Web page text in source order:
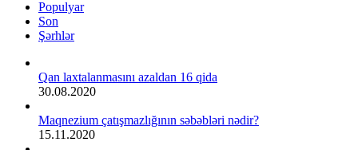
Populyar
Son
Şərhlər
Qan laxtalanmasını azaldan 16 qida
30.08.2020
Maqnezium çatışmazlığının səbəbləri nədir?
15.11.2020